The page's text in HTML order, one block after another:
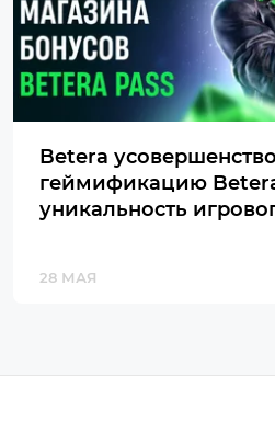
Betera
геймификацию
уникальность
28 МАЯ